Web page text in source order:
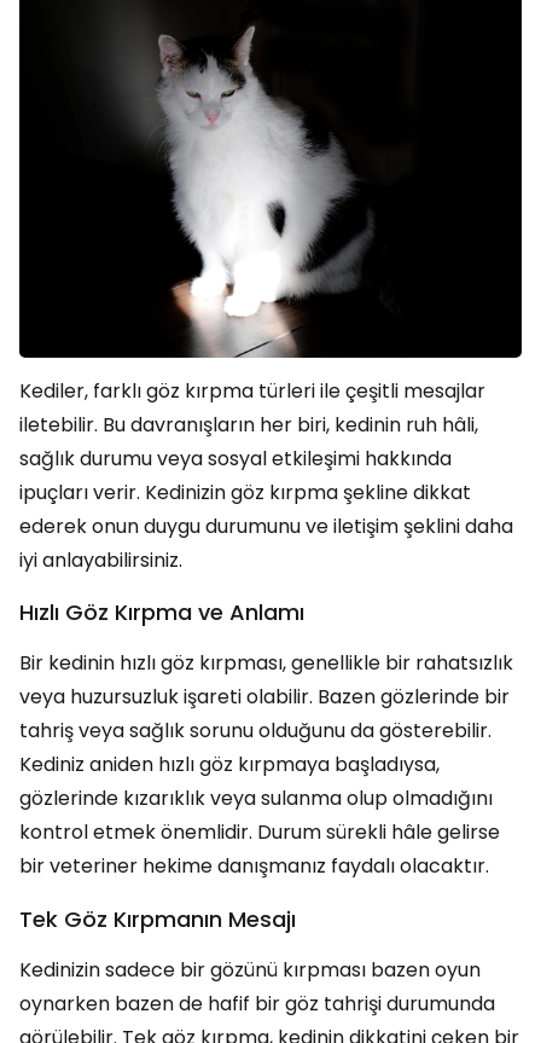
Kediler, farklı göz kırpma türleri ile çeşitli mesajlar
iletebilir. Bu davranışların her biri, kedinin ruh hâli,
sağlık durumu veya sosyal etkileşimi hakkında
ipuçları verir. Kedinizin göz kırpma şekline dikkat
ederek onun duygu durumunu ve iletişim şeklini daha
iyi anlayabilirsiniz.
Hızlı Göz Kırpma ve Anlamı
Bir kedinin hızlı göz kırpması, genellikle bir rahatsızlık
veya huzursuzluk işareti olabilir. Bazen gözlerinde bir
tahriş veya sağlık sorunu olduğunu da gösterebilir.
Kediniz aniden hızlı göz kırpmaya başladıysa,
gözlerinde kızarıklık veya sulanma olup olmadığını
kontrol etmek önemlidir. Durum sürekli hâle gelirse
bir veteriner hekime danışmanız faydalı olacaktır.
Tek Göz Kırpmanın Mesajı
Kedinizin sadece bir gözünü kırpması bazen oyun
oynarken bazen de hafif bir göz tahrişi durumunda